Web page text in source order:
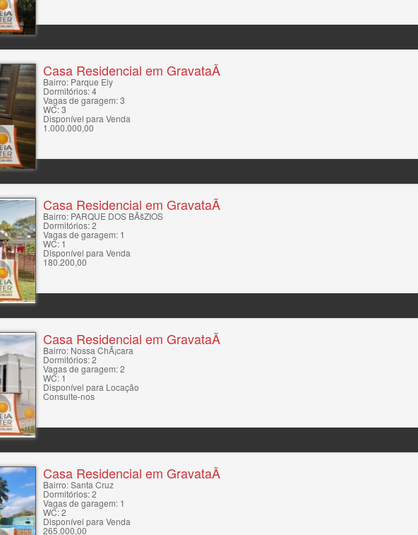
Casa Residencial em GravataÃ­
Bairro: Parque Ely
Dormitórios: 4
Vagas de garagem: 3
WC: 3
Disponível para Venda
1.000.000,00
Casa Residencial em GravataÃ­
Bairro: PARQUE DOS BÃšZIOS
Dormitórios: 2
Vagas de garagem: 1
WC: 1
Disponível para Venda
180.200,00
Casa Residencial em GravataÃ­
Bairro: Nossa ChÃ¡cara
Dormitórios: 2
Vagas de garagem: 2
WC: 1
Disponível para Locação
Consulte-nos
Casa Residencial em GravataÃ­
Bairro: Santa Cruz
Dormitórios: 2
Vagas de garagem: 1
WC: 2
Disponível para Venda
265.000,00